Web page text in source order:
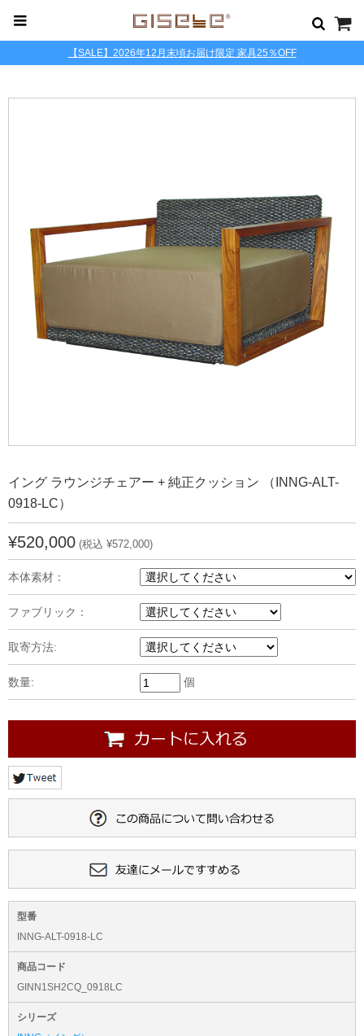
【SALE】2026年12月末頃お届け限定 家具25％OFF
イング ラウンジチェアー + 純正クッション （INNG-ALT-
0918-LC）
¥520,000 (税込 ¥572,000)
本体素材：
ファブリック：
取寄方法:
数量: 個
型番
INNG-ALT-0918-LC
商品コード
GINN1SH2CQ_0918LC
シリーズ